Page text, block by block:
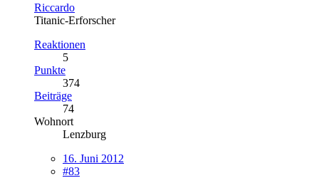
Riccardo
Titanic-Erforscher
Reaktionen
5
Punkte
374
Beiträge
74
Wohnort
Lenzburg
16. Juni 2012
#83